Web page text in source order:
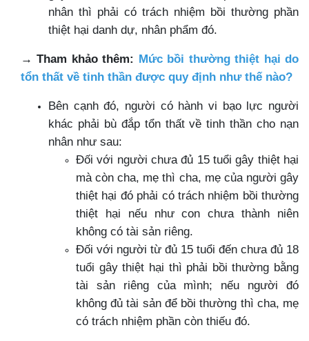
nhân thì phải có trách nhiệm bồi thường phần
thiệt hại danh dự, nhân phẩm đó.
→ Tham khảo thêm: Mức bồi thường thiệt hại do
tổn thất về tinh thần được quy định như thế nào?
Bên cạnh đó, người có hành vi bạo lực người
khác phải bù đắp tổn thất về tinh thần cho nạn
nhân như sau:
Đối với người chưa đủ 15 tuổi gây thiệt hại
mà còn cha, mẹ thì cha, mẹ của người gây
thiệt hại đó phải có trách nhiệm bồi thường
thiệt hại nếu như con chưa thành niên
không có tài sản riêng.
Đối với người từ đủ 15 tuổi đến chưa đủ 18
tuổi gây thiệt hại thì phải bồi thường bằng
tài sản riêng của mình; nếu người đó
không đủ tài sản để bồi thường thì cha, mẹ
có trách nhiệm phần còn thiếu đó.